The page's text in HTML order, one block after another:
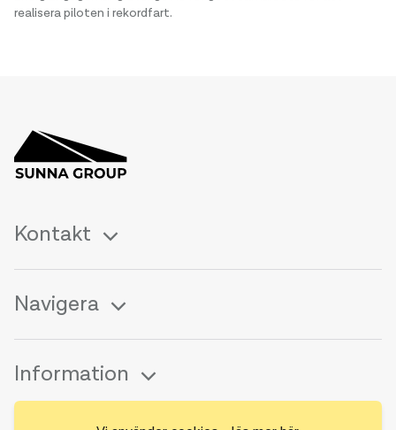
realisera piloten i rekordfart.
Navigera
Information
Kontakt